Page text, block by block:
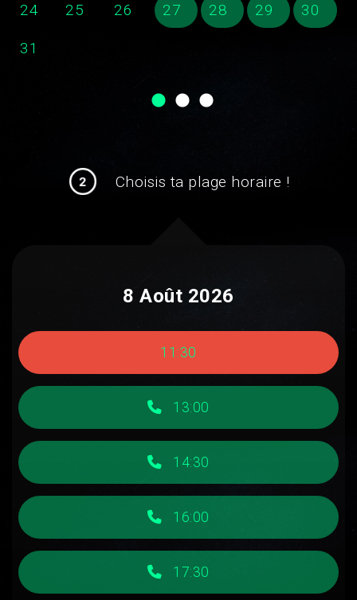
24 25 26 27 28 29 30
31
2 Choisis ta plage horaire !
8 Août 2026
11:30
13:00
14:30
16:00
17:30